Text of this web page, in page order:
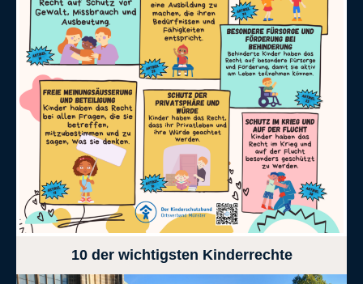
10 der wichtigsten Kinderrechte